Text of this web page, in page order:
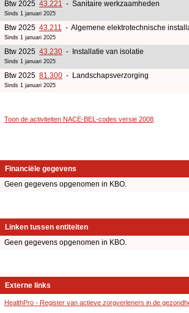
Btw 2025 43.221 - Sanitaire werkzaamheden
Sinds 1 januari 2025
Btw 2025 43.211 - Algemene elektrotechnische
Sinds 1 januari 2025
Btw 2025 43.230 - Installatie van isolatie
Sinds 1 januari 2025
Btw 2025 81.300 - Landschapsverzorging
Sinds 1 januari 2025
Toon de activiteiten NACE-BEL-codes versie 2008
Financiële gegevens
Geen gegevens opgenomen in KBO.
Linken tussen entiteiten
Geen gegevens opgenomen in KBO.
Externe links
HealthPro - Register van actieve zorgverleners in de